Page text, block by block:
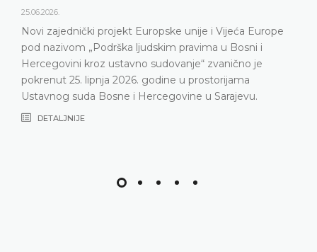
godine održao konferenciju za medije na kojoj su
Ustavnog suda u 2025. godini, ali i izazovi s kojima se
Ustavni sud suočava posljednjih godina, naročito zbog
nepopunjenosti sudačkog sastava
DETALJNIJE